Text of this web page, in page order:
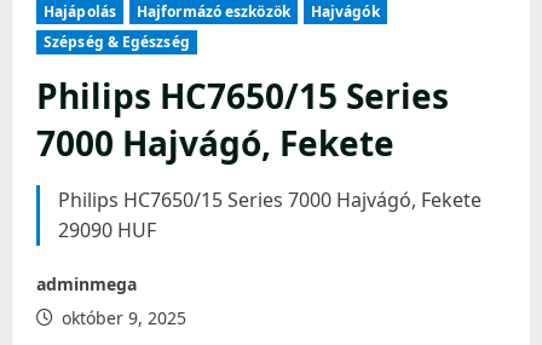
Hajápolás Hajformázó eszközök
Hajvágók
Szépség & Egészség
Philips HC7650/15 Series
7000 Hajvágó, Fekete
Philips HC7650/15 Series 7000 Hajvágó, Fekete
29090 HUF
adminmega
október 9, 2025